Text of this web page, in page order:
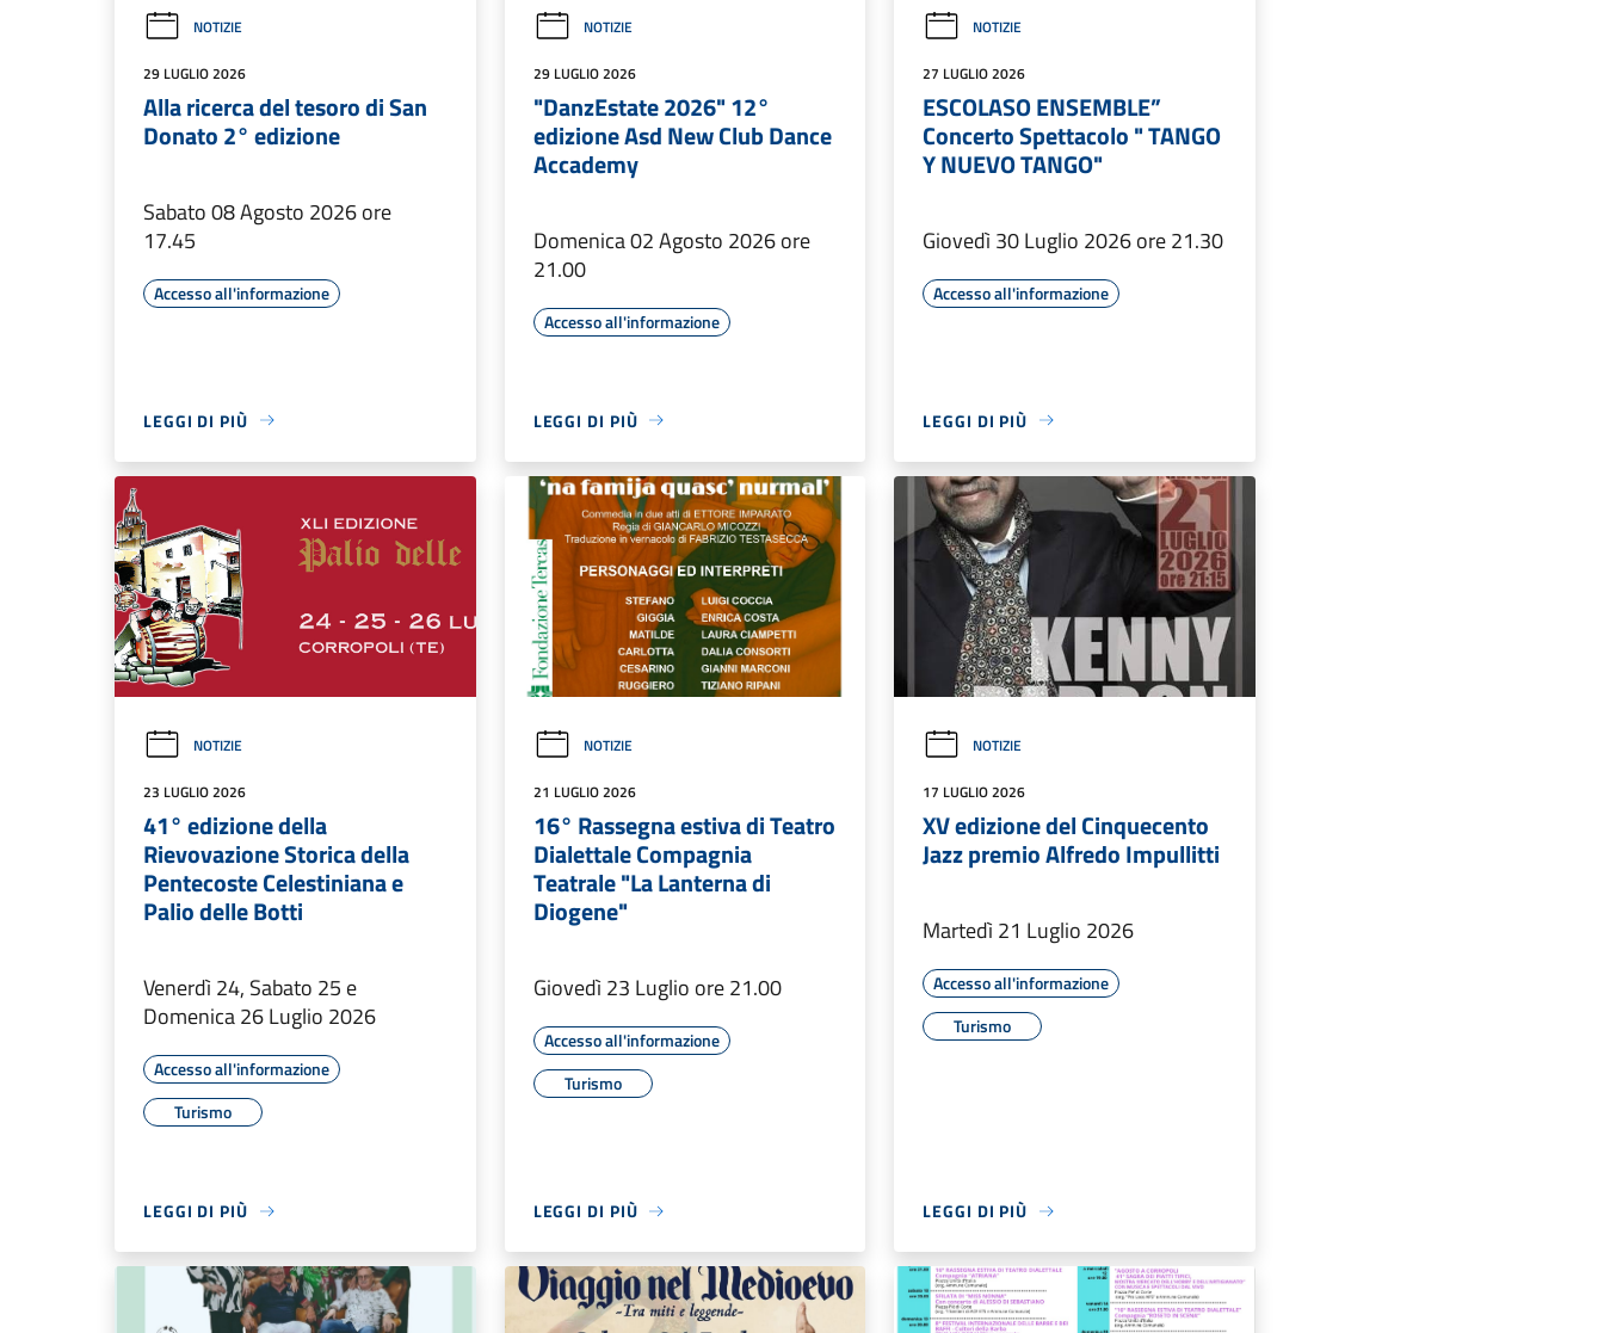
NOTIZIE
29 LUGLIO 2026
Alla ricerca del tesoro di San
Donato 2° edizione
Sabato 08 Agosto 2026 ore
17.45
Accesso all'informazione
LEGGI DI PIÙ
NOTIZIE
29 LUGLIO 2026
"DanzEstate 2026" 12°
edizione Asd New Club Dance
Accademy
Domenica 02 Agosto 2026 ore
21.00
Accesso all'informazione
LEGGI DI PIÙ
NOTIZIE
27 LUGLIO 2026
ESCOLASO ENSEMBLE”
Concerto Spettacolo " TANGO
Y NUEVO TANGO"
Giovedì 30 Luglio 2026 ore 21.30
Accesso all'informazione
LEGGI DI PIÙ
NOTIZIE
23 LUGLIO 2026
41° edizione della
Rievovazione Storica della
Pentecoste Celestiniana e
Palio delle Botti
Venerdì 24, Sabato 25 e
Domenica 26 Luglio 2026
Accesso all'informazione
Turismo
LEGGI DI PIÙ
NOTIZIE
21 LUGLIO 2026
16° Rassegna estiva di Teatro
Dialettale Compagnia
Teatrale "La Lanterna di
Diogene"
Giovedì 23 Luglio ore 21.00
Accesso all'informazione
Turismo
LEGGI DI PIÙ
NOTIZIE
17 LUGLIO 2026
XV edizione del Cinquecento
Jazz premio Alfredo Impullitti
Martedì 21 Luglio 2026
Accesso all'informazione
Turismo
LEGGI DI PIÙ